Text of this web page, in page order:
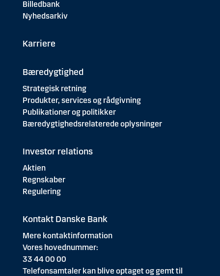
Billedbank
Nyhedsarkiv
Karriere
Bæredygtighed
Strategisk retning
Produkter, services og rådgivning
Publikationer og politikker
Bæredygtighedsrelaterede oplysninger
Investor relations
Aktien
Regnskaber
Regulering
Kontakt Danske Bank
Mere kontaktinformation
Vores hovednummer:
33 44 00 00
Telefonsamtaler kan blive optaget og gemt til